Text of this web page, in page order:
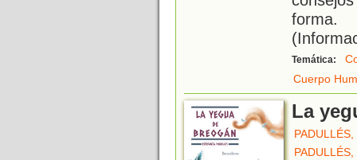
forma.
Temática:
Cuerpo
La